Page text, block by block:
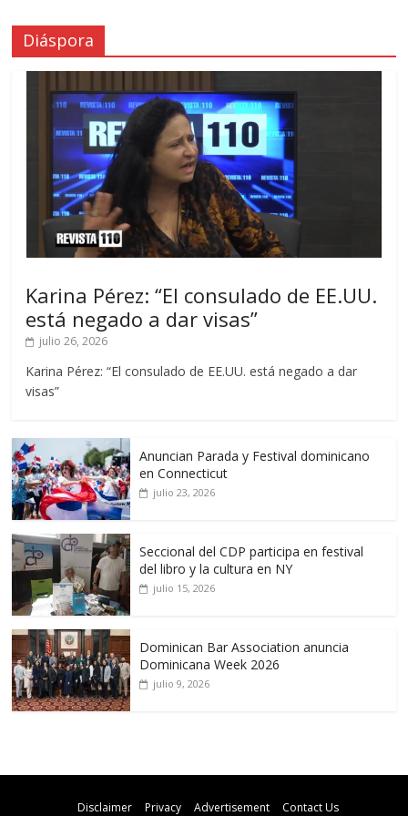
Diáspora
Karina Pérez: “El consulado de EE.UU.
está negado a dar visas”
julio 26, 2026
Karina Pérez: “El consulado de EE.UU. está negado a dar
visas”
Anuncian Parada y Festival dominicano
en Connecticut
julio 23, 2026
Seccional del CDP participa en festival
del libro y la cultura en NY
julio 15, 2026
Dominican Bar Association anuncia
Dominicana Week 2026
julio 9, 2026
Disclaimer Privacy Advertisement Contact Us